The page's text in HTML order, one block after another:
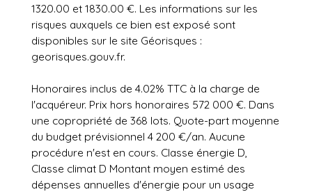
1320.00 et 1830.00 €. Les informations sur les
risques auxquels ce bien est exposé sont
disponibles sur le site Géorisques :
georisques.gouv.fr.
Honoraires inclus de 4.02% TTC à la charge de
l'acquéreur. Prix hors honoraires 572 000 €. Dans
une copropriété de 368 lots. Quote-part moyenne
du budget prévisionnel 4 200 €/an. Aucune
procédure n'est en cours. Classe énergie D,
Classe climat D Montant moyen estimé des
dépenses annuelles d'énergie pour un usage